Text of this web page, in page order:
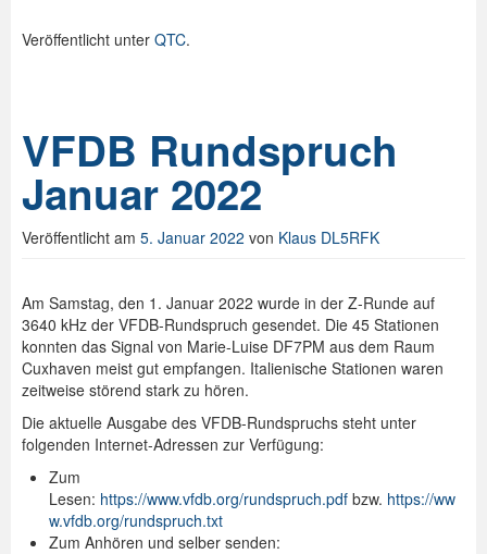
Veröffentlicht unter QTC.
VFDB Rundspruch
Januar 2022
Veröffentlicht am 5. Januar 2022 von Klaus DL5RFK
Am Samstag, den 1. Januar 2022 wurde in der Z-Runde auf
3640 kHz der VFDB-Rundspruch gesendet. Die 45 Stationen
konnten das Signal von Marie-Luise DF7PM aus dem Raum
Cuxhaven meist gut empfangen. Italienische Stationen waren
zeitweise störend stark zu hören.
Die aktuelle Ausgabe des VFDB-Rundspruchs steht unter
folgenden Internet-Adressen zur Verfügung:
Zum
Lesen: https://www.vfdb.org/rundspruch.pdf bzw. https://ww
w.vfdb.org/rundspruch.txt
Zum Anhören und selber senden: